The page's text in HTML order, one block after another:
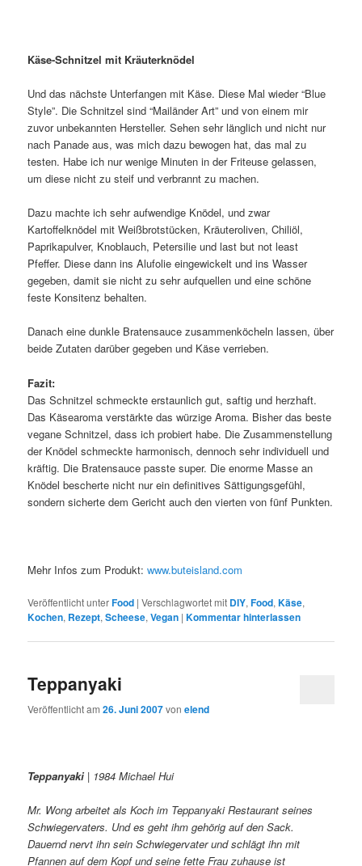
Käse-Schnitzel mit Kräuterknödel
Und das nächste Unterfangen mit Käse. Diese Mal wieder “Blue
Style”. Die Schnitzel sind “Mailänder Art” und von einem mir
zuvor unbekannten Hersteller. Sehen sehr länglich und nicht nur
nach Panade aus, was mich dazu bewogen hat, das mal zu
testen. Habe ich nur wenige Minuten in der Friteuse gelassen,
um diese nicht zu steif und verbrannt zu machen.
Dazu machte ich sehr aufwendige Knödel, und zwar
Kartoffelknödel mit Weißbrotstücken, Kräuteroliven, Chiliöl,
Paprikapulver, Knoblauch, Petersilie und last but not least
Pfeffer. Diese dann ins Alufolie eingewickelt und ins Wasser
gegeben, damit sie nicht zu sehr aufquellen und eine schöne
feste Konsitenz behalten.
Danach eine dunkle Bratensauce zusammenköcheln lassen, über
beide Zutaten darüber gegeben und Käse verrieben.
Fazit:
Das Schnitzel schmeckte erstaunlich gut, saftig und herzhaft.
Das Käsearoma verstärkte das würzige Aroma. Bisher das beste
vegane Schnitzel, dass ich probiert habe. Die Zusammenstellung
der Knödel schmeckte harmonisch, dennoch sehr individuell und
kräftig. Die Bratensauce passte super. Die enorme Masse an
Knödel bescherte nicht nur ein definitives Sättigungsgefühl,
sondern sicherte dem Gericht auch den vierten von fünf Punkten.
Mehr Infos zum Produkt:www.buteisland.com
Veröffentlicht unterFood |Verschlagwortet mit DIY,Food,Käse,
Kochen, Rezept,Scheese,Vegan |Kommentar hinterlassen
Teppanyaki
Veröffentlicht am26. Juni 2007vonelend
Teppanyaki | 1984 Michael Hui
Mr. Wong arbeitet als Koch im Teppanyaki Restaurant seines
Schwiegervaters. Und es geht ihm gehörig auf den Sack.
Dauernd nervt ihn sein Schwiegervater und schlägt ihn mit
Pfannen auf dem Kopf und seine fette Frau zuhause ist